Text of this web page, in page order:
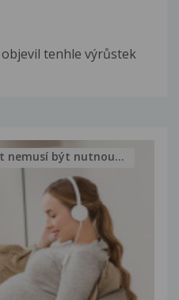
tenhle výrůstek
nemusí být nutnou...